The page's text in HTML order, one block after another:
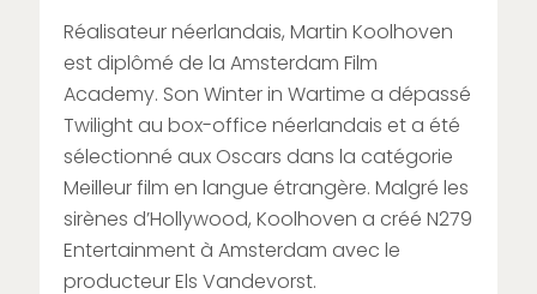
Réalisateur néerlandais, Martin Koolhoven
est diplômé de la Amsterdam Film
Academy. Son Winter in Wartime a dépassé
Twilight au box-office néerlandais et a été
sélectionné aux Oscars dans la catégorie
Meilleur film en langue étrangère. Malgré les
sirènes d’Hollywood, Koolhoven a créé N279
Entertainment à Amsterdam avec le
producteur Els Vandevorst.